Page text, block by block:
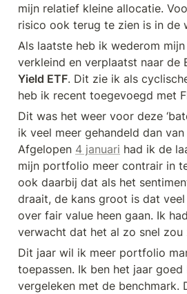
mijn relatief kleine allocatie.
risico ook terug te zien is in de
Als laatste heb ik wederom
verkleind en verplaatst naar de
Yield ETF. Dit zie ik als
heb ik recent toegevoegd met
Dit was het weer voor deze
ik veel meer gehandeld dan
Afgelopen 4 januari had ik de
mijn portfolio meer contrair in
ook daarbij dat als het
draait, de kans groot is dat
over fair value heen gaan. Ik
verwacht dat het al zo snel zou
Dit jaar wil ik meer portfolio
toepassen. Ik ben het jaar goed
vergeleken met de benchmark.